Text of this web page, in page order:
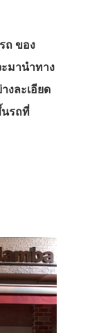
ถ ของ
มานำทาง
งละเอียด
นรถที่